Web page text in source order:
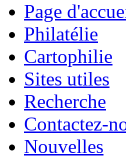
Page
Philatélie
Cartophilie
Sites utiles
Recherche
Contactez-
Nouvelles